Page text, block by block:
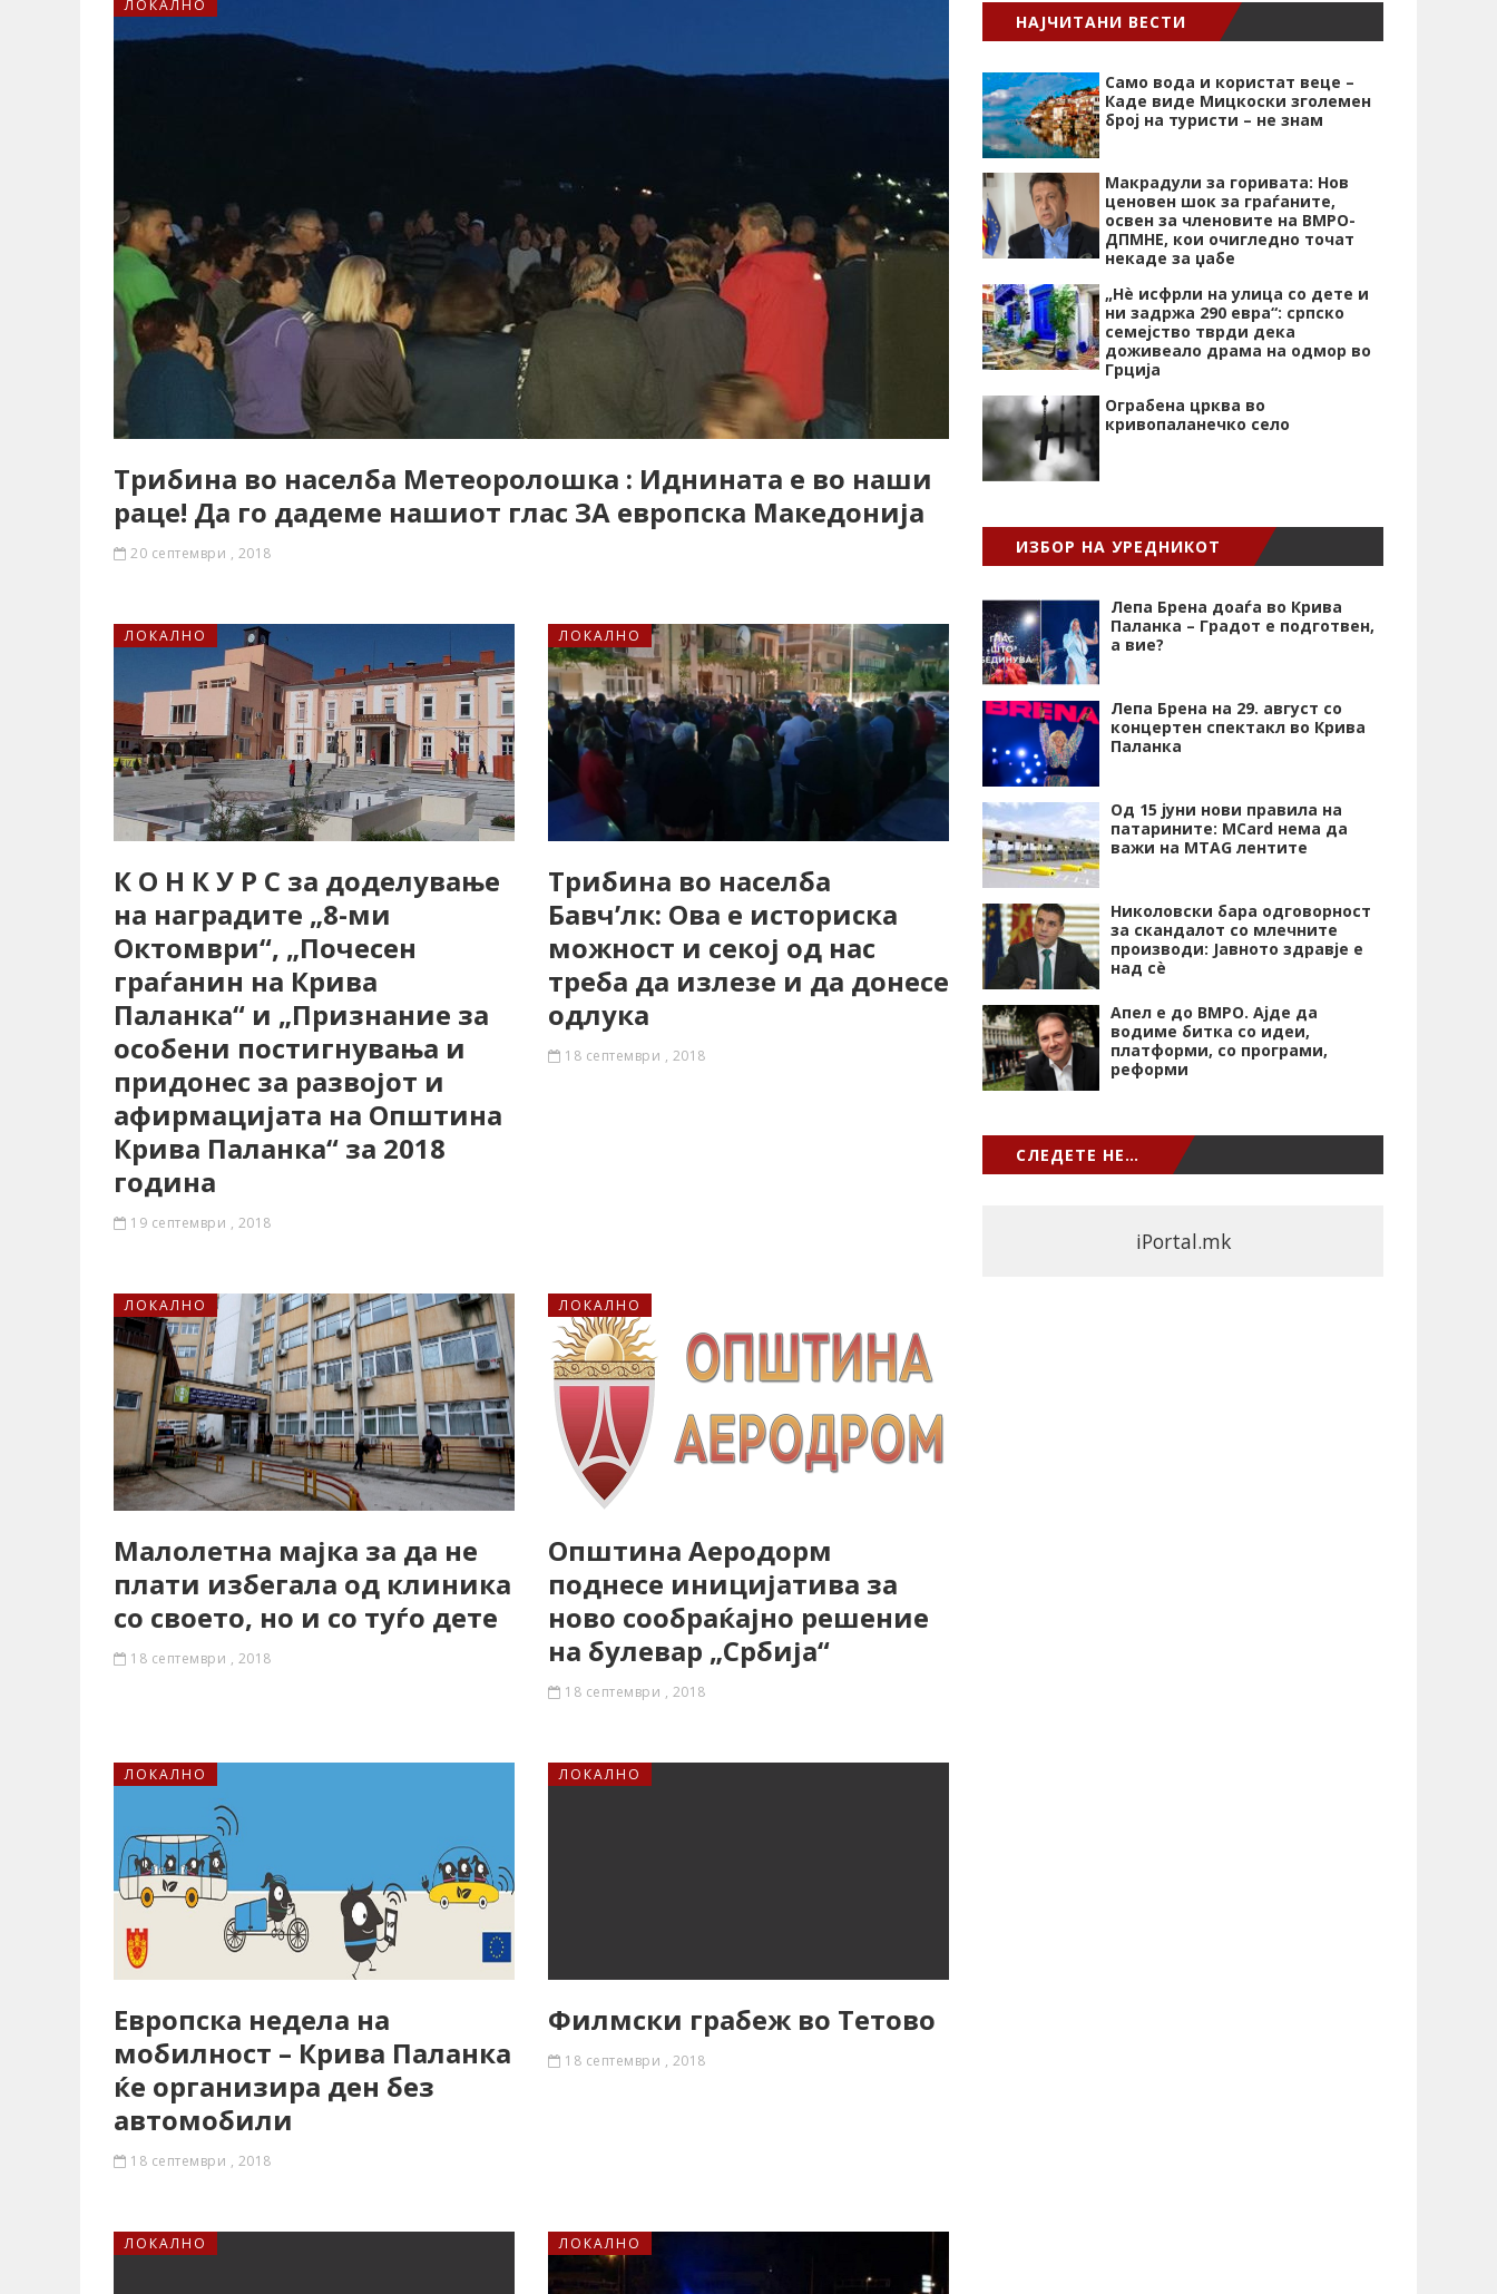
ЛОКАЛНО
Трибина во населба Метеоролошка : Иднинатa е во наши
раце! Да го дадеме нашиот глас ЗА европска Македонија
20 септември , 2018
ЛОКАЛНО
К О Н К У Р С за доделување
на наградите „8-ми
Октомври“, „Почесен
граѓанин на Крива
Паланка“ и „Признание за
особени постигнувања и
придонес за развојот и
афирмацијата на Општина
Крива Паланка“ за 2018
година
19 септември , 2018
ЛОКАЛНО
Трибина во населба
Бавч’лк: Ова е историска
можност и секој од нас
треба да излезе и да донесе
одлука
18 септември , 2018
ЛОКАЛНО
Малолетна мајка за да не
плати избегала од клиника
со своето, но и со туѓо дете
18 септември , 2018
ЛОКАЛНО
Општина Аеродорм
поднесе иницијатива за
ново сообраќајно решение
на булевар „Србија“
18 септември , 2018
ЛОКАЛНО
Европска недела на
мобилност – Крива Паланка
ќе организира ден без
автомобили
18 септември , 2018
ЛОКАЛНО
Филмски грабеж во Тетово
18 септември , 2018
ЛОКАЛНО ЛОКАЛНО
НАЈЧИТАНИ ВЕСТИ
Само вода и користат веце –
Каде виде Мицкоски зголемен
број на туристи – не знам
Макрадули за горивата: Нов
ценовен шок за граѓаните,
освен за членовите на ВМРО-
ДПМНЕ, кои очигледно точат
некаде за џабе
„Нѐ исфрли на улица со дете и
ни задржа 290 евра“: српско
семејство тврди дека
доживеало драма на одмор во
Грција
Ограбена црква во
кривопаланечко село
ИЗБОР НА УРЕДНИКОТ
Лепа Брена доаѓа во Крива
Паланка – Градот е подготвен,
а вие?
Лепа Брена на 29. август со
концертен спектакл во Крива
Паланка
Од 15 јуни нови правила на
патарините: MCard нема да
важи на MTAG лентите
Николовски бара одговорност
за скандалот со млечните
производи: Јавното здравје е
над сѐ
Апел е до ВМРО. Ајде да
водиме битка со идеи,
платформи, со програми,
реформи
СЛЕДЕТЕ НЕ…
iPortal.mk